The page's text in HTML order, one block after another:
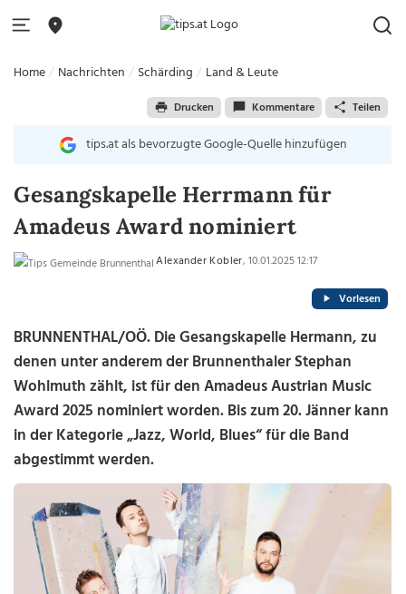
Home Nachrichten Schärding Land & Leute
Drucken Kommentare Teilen
tips.at als bevorzugte Google-Quelle hinzufügen
Gesangskapelle Herrmann für
Amadeus Award nominiert
Alexander Kobler, 10.01.2025 12:17
Vorlesen
BRUNNENTHAL/OÖ. Die Gesangskapelle Hermann, zu
denen unter anderem der Brunnenthaler Stephan
Wohlmuth zählt, ist für den Amadeus Austrian Music
Award 2025 nominiert worden. Bis zum 20. Jänner kann
in der Kategorie „Jazz, World, Blues“ für die Band
abgestimmt werden.